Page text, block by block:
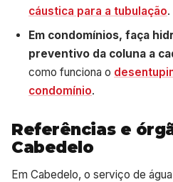
cáustica para a tubulação.
Em condomínios, faça
preventivo da coluna a
como funciona o
condomínio.
Referências e
Cabedelo
Em Cabedelo, o serviço de